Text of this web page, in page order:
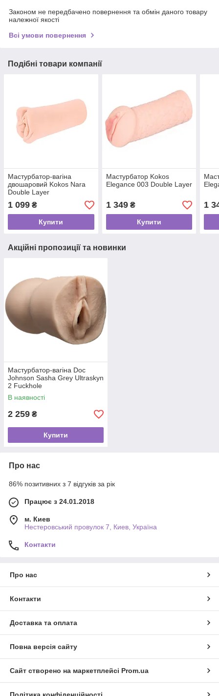
Законом не передбачено повернення та обмін даного товару
належної якості
Всі умови повернення
Подібні товари компанії
Мастурбатор-вагіна
двошаровий Kokos Nara
Double Layer
1 099 ₴
Купити
Мастурбатор Kokos
Elegance 003 Double Layer
1 349₴
Купити
1
Акційні пропозиції та новинки
Мастурбатор-вагіна Doc
Johnson Sasha Grey Ultraskyn
2 Fuckhole
В наявності
2 259 ₴
Купити
Про нас
86% позитивних з 7 відгуків за рік
Працює з 24.01.2018
м. Киев
Нестеровський провулок 7, Киев, Україна
Контакти
Про нас
Контакти
Доставка та оплата
Повна версія сайту
Сайт створено на маркетплейсі Prom.ua